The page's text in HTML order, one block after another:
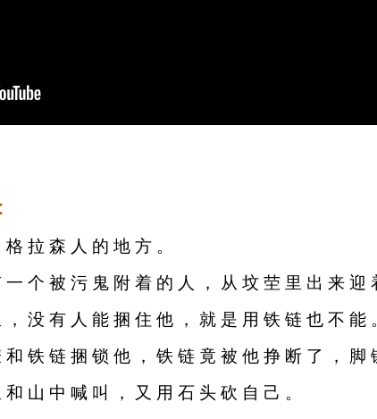
拉 森 人 的 地 方 。
个 被 污 鬼 附 着 的 人 ， 从 坟 茔 里 出 来 迎
没 有 人 能 捆 住 他 ， 就 是 用 铁 链 也 不 能
铁 链 捆 锁 他 ， 铁 链 竟 被 他 挣 断 了 ， 脚
山 中 喊 叫 ， 又 用 石 头 砍 自 己 。